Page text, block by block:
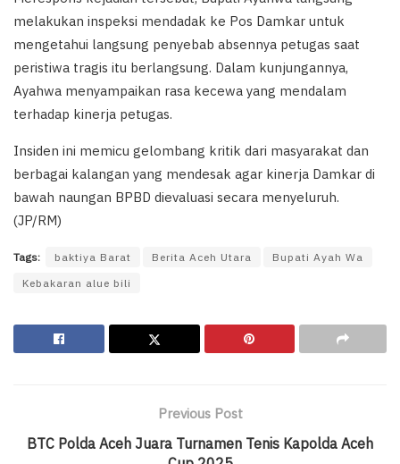
melakukan inspeksi mendadak ke Pos Damkar untuk
mengetahui langsung penyebab absennya petugas saat
peristiwa tragis itu berlangsung. Dalam kunjungannya,
Ayahwa menyampaikan rasa kecewa yang mendalam
terhadap kinerja petugas.
Insiden ini memicu gelombang kritik dari masyarakat dan
berbagai kalangan yang mendesak agar kinerja Damkar di
bawah naungan BPBD dievaluasi secara menyeluruh.
(JP/RM)
Tags: baktiya Barat Berita Aceh Utara
Bupati Ayah Wa
Kebakaran alue bili
Previous Post
BTC Polda Aceh Juara Turnamen Tenis Kapolda Aceh